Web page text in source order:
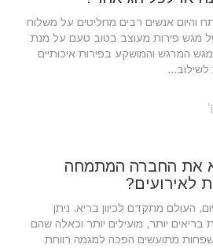
והיום אנשים רבים מחליטים על משלוח
מגש פירות מעוצב בטוב טעם על מנת
המרגש והמושקע בפירות איכותיים
לשילוב...
את החברה המתמחה
לאירועים?
העולם מתקדם לכיוון בריא. ניתן
בריאים יותר, מועילים יותר וכאלה שהם
מתועשים הפכה למגמה רווחת